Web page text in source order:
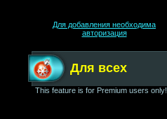
Для добавления необходима
авторизация
Для всех
This feature is for Premium users only!